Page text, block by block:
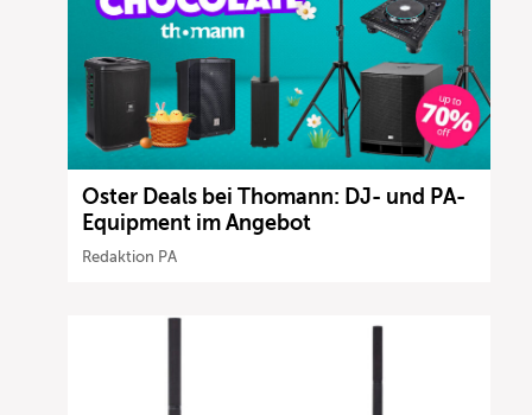
Oster Deals bei Thomann: DJ- und PA-
Equipment im Angebot
Redaktion PA